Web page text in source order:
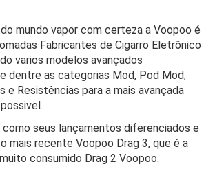
mundo vapor com certeza a Voopoo é
Fabricantes de Cigarro Eletrônico
varios modelos avançados
dentre as categorias Mod, Pod Mod,
e Resistências para a mais avançada
como seus lançamentos diferenciados e
mais recente Voopoo Drag 3, que é a
consumido Drag 2 Voopoo.